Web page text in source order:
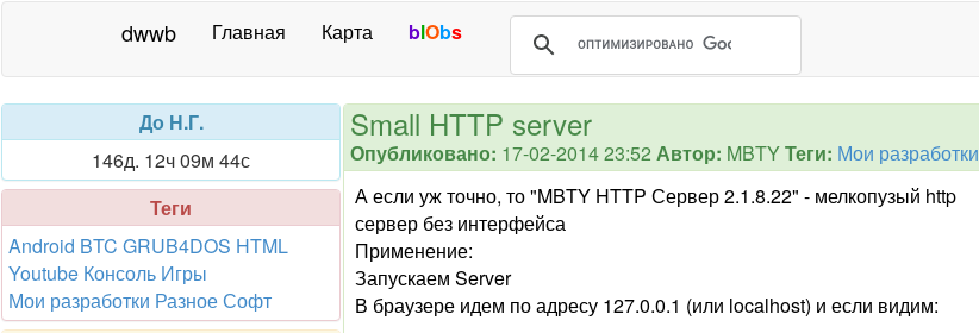
dwwb Главная Карта blObs
До Н.Г.
146д. 12ч 09м 44с
Теги
Android BTC GRUB4DOS HTML
Youtube Консоль Игры
Мои разработки РазноеСофт
Small HTTP server
Опубликовано: 17-02-2014 23:52 Автор: MBTYТеги: Мои разработки
А если уж точно, то "MBTY HTTP Сервер 2.1.8.22" - мелкопузый http
сервер без интерфейса
Применение:
Запускаем Server
В браузере идем по адресу 127.0.0.1 (или localhost) и если видим: